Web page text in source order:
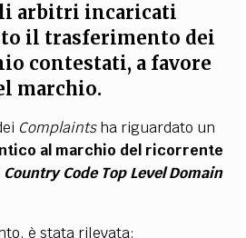
arbitri incaricati
il trasferimento dei
contestati, a favore
marchio.
Complaintsha riguardato un
al marchio del ricorrente
Country Code Top Level Domain
è stata rilevata: